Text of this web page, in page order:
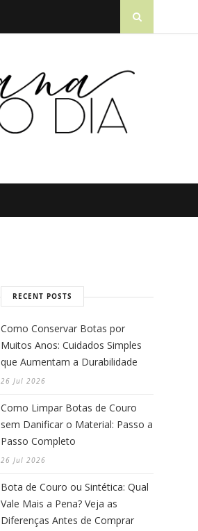
RECENT POSTS
Como Conservar Botas por
Muitos Anos: Cuidados Simples
que Aumentam a Durabilidade
26 Jul 2026
Como Limpar Botas de Couro
sem Danificar o Material: Passo a
Passo Completo
26 Jul 2026
Bota de Couro ou Sintética: Qual
Vale Mais a Pena? Veja as
Diferenças Antes de Comprar